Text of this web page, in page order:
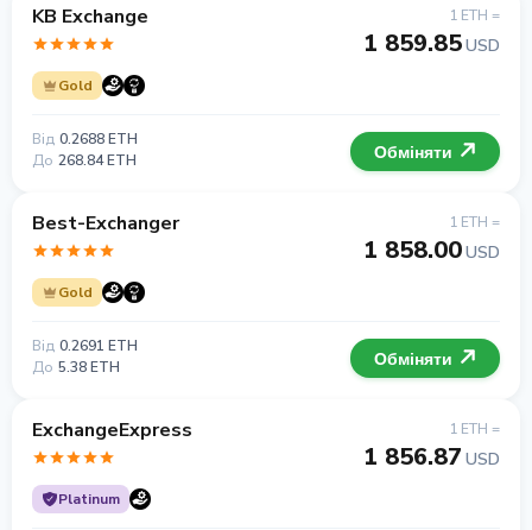
KB Exchange
Gold
1 ETH =
1 859.85USD
Від 0.2688 ETH
До 268.84 ETH Обміняти
Best-Exchanger
Gold
1 ETH =
1 858.00USD
Від 0.2691 ETH
До 5.38 ETH Обміняти
ExchangeExpress
Platinum
1 ETH =
1 856.87 USD